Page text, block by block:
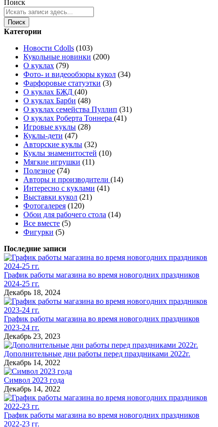
Поиск
Поиск
Категории
Новости Cdolls (103)
Кукольные новинки (200)
О куклах (79)
Фото- и видеообзоры кукол (34)
Фарфоровые статуэтки (3)
О куклах БЖД (40)
О куклах Барби (48)
О куклах семейства Пуллип (31)
О куклах Роберта Тоннера (41)
Игровые куклы (28)
Куклы-дети (47)
Авторские куклы (32)
Куклы знаменитостей (10)
Мягкие игрушки (11)
Полезное (74)
Авторы и производители (14)
Интересно с куклами (41)
Выставки кукол (21)
Фотогалерея (120)
Обои для рабочего стола (14)
Все вместе (5)
Фигурки (5)
Последние записи
График работы магазина во время новогодних праздников
2024-25 гг.
Декабрь 18, 2024
График работы магазина во время новогодних праздников
2023-24 гг.
Декабрь 23, 2023
Дополнительные дни работы перед праздниками 2022г.
Декабрь 14, 2022
Символ 2023 года
Декабрь 14, 2022
График работы магазина во время новогодних праздников
2022-23 гг.